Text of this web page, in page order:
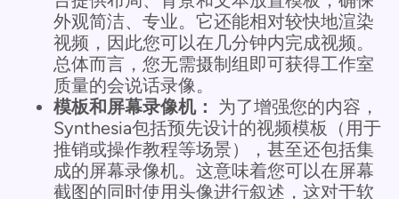
外观简洁、专业。它还能相对较快地渲染
视频，因此您可以在几分钟内完成视频。
总体而言，您无需摄制组即可获得工作室
质量的会说话录像。
模板和屏幕录像机： 为了增强您的内容，
Synthesia包括预先设计的视频模板（用于
推销或操作教程等场景），甚至还包括集
成的屏幕录像机。这意味着您可以在屏幕
截图的同时使用头像进行叙述，这对于软